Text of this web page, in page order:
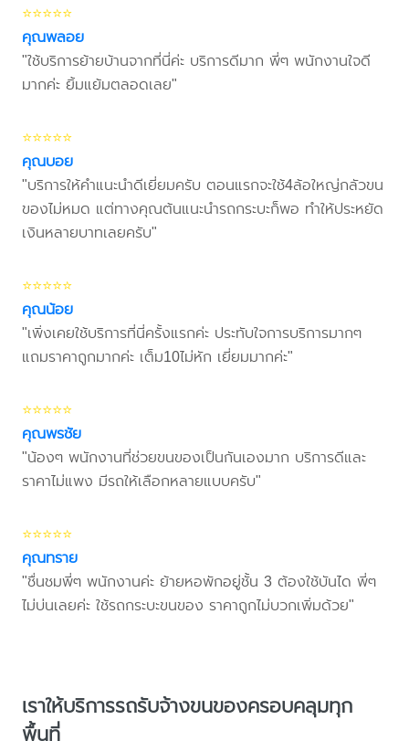
⭐⭐⭐⭐⭐
คุณพลอย
"ใช้บริการย้ายบ้านจากที่นี่ค่ะ บริการดีมาก พี่ๆ พนักงานใจดี
มากค่ะ ยิ้มแย้มตลอดเลย"
⭐⭐⭐⭐⭐
คุณบอย
"บริการให้คำแนะนำดีเยี่ยมครับ ตอนแรกจะใช้4ล้อใหญ่กลัวขน
ของไม่หมด แต่ทางคุณต้นแนะนำรถกระบะก็พอ ทำให้ประหยัด
เงินหลายบาทเลยครับ"
⭐⭐⭐⭐⭐
คุณน้อย
"เพิ่งเคยใช้บริการที่นี่ครั้งแรกค่ะ ประทับใจการบริการมากๆ
แถมราคาถูกมากค่ะ เต็ม10ไม่หัก เยี่ยมมากค่ะ"
⭐⭐⭐⭐⭐
คุณพรชัย
"น้องๆ พนักงานที่ช่วยขนของเป็นกันเองมาก บริการดีและ
ราคาไม่แพง มีรถให้เลือกหลายแบบครับ"
⭐⭐⭐⭐⭐
คุณทราย
"ชื่นชมพี่ๆ พนักงานค่ะ ย้ายหอพักอยู่ชั้น 3 ต้องใช้บันได พี่ๆ
ไม่บ่นเลยค่ะ ใช้รถกระบะขนของ ราคาถูกไม่บวกเพิ่มด้วย"
เราให้บริการรถรับจ้างขนของครอบคลุมทุก
พื้นที่